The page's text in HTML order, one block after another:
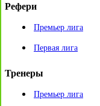
Рефери
Премьер лига
Первая лига
Тренеры
Премьер лига